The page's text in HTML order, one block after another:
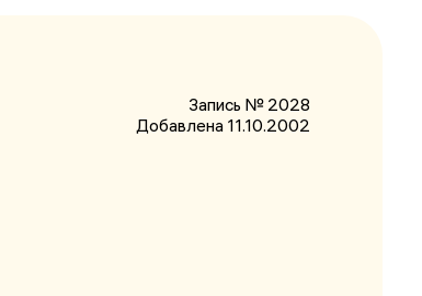
Запись № 2028
Добавлена 11.10.2002